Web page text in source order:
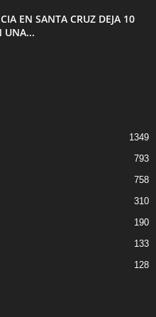
EN SANTA CRUZ DEJA 10
UNA...
1349
793
758
310
190
133
128